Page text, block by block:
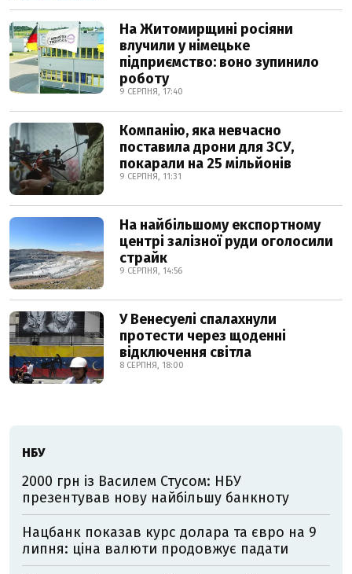
На Житомирщині росіяни
влучили у німецьке
підприємство: воно зупинило
роботу
9 СЕРПНЯ, 17:40
Компанію, яка невчасно
поставила дрони для ЗСУ,
покарали на 25 мільйонів
9 СЕРПНЯ, 11:31
На найбільшому експортному
центрі залізної руди оголосили
страйк
9 СЕРПНЯ, 14:56
У Венесуелі спалахнули
протести через щоденні
відключення світла
8 СЕРПНЯ, 18:00
НБУ
2000 грн із Василем Стусом: НБУ
презентував нову найбільшу банкноту
Нацбанк показав курс долара та євро на 9
липня: ціна валюти продовжує падати